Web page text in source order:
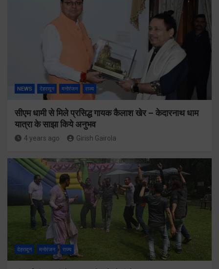
NEWS देहरादून मनोरंजन राज्य
सीएम धामी से मिले प्रसिद्ध गायक कैलाश खेर – केदारनाथ धाम
यात्रा के साझा किये अनुभव
4 years ago Girish Gairola
देहरादून मनोरंजन राज्य